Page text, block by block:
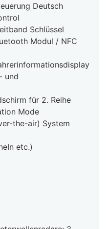
Deutsch
Schlüssel
Modul / NFC
und
für 2. Reihe
Mode
the-air) System
etc.)